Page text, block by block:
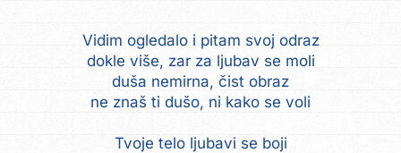
Vidim ogledalo i pitam svoj odraz
dokle više, zar za ljubav se moli
duša nemirna, čist obraz
ne znaš ti dušo, ni kako se voli
Tvoje telo ljubavi se boji